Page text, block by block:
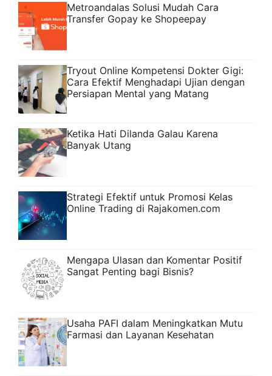
Metroandalas Solusi Mudah Cara
Transfer Gopay ke Shopeepay
Tryout Online Kompetensi Dokter Gigi:
Cara Efektif Menghadapi Ujian dengan
Persiapan Mental yang Matang
Ketika Hati Dilanda Galau Karena
Banyak Utang
Strategi Efektif untuk Promosi Kelas
Online Trading di Rajakomen.com
Mengapa Ulasan dan Komentar Positif
Sangat Penting bagi Bisnis?
Usaha PAFI dalam Meningkatkan Mutu
Farmasi dan Layanan Kesehatan